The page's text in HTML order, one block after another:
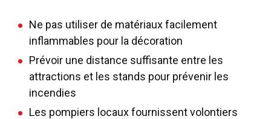
Ne pas utiliser de matériaux facilement
inflammables pour la décoration
Prévoir une distance suffisante entre les
attractions et les stands pour prévenir les
incendies
Les pompiers locaux fournissent volontiers